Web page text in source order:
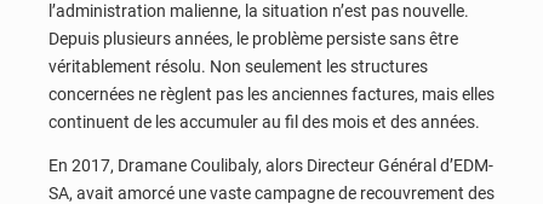
l’administration malienne, la situation n’est pas nouvelle.
Depuis plusieurs années, le problème persiste sans être
véritablement résolu. Non seulement les structures
concernées ne règlent pas les anciennes factures, mais elles
continuent de les accumuler au fil des mois et des années.
En 2017, Dramane Coulibaly, alors Directeur Général d’EDM-
SA, avait amorcé une vaste campagne de recouvrement des